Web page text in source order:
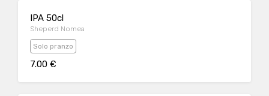
IPA 50cl
Sheperd Nomea
Solo pranzo
7.00 €